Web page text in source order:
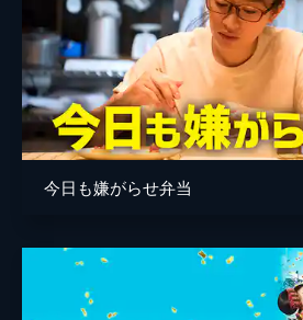
田中善一
監督
脚本
音楽
製作
今日も嫌がらせ弁当